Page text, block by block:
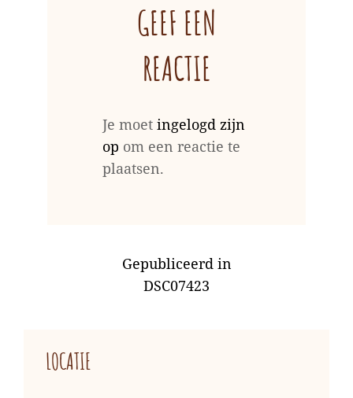
GEEF EEN
REACTIE
Je moet ingelogd zijn
op om een reactie te
plaatsen.
Gepubliceerd in
DSC07423
LOCATIE